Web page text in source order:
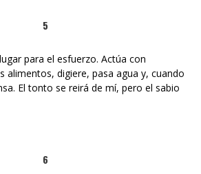
5
para el esfuerzo. Actúa con
alimentos, digiere, pasa agua y, cuando
El tonto se reirá de mí, pero el sabio
6